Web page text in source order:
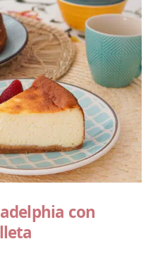
con